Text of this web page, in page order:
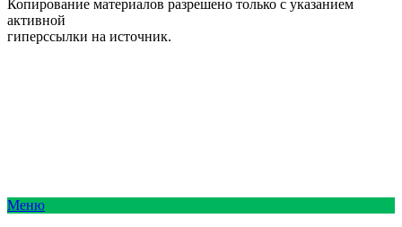
Копирование материалов разрешено только с указанием
активной
гиперссылки на источник.
Меню